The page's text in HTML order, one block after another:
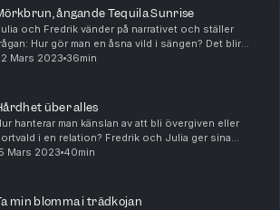
ångande Tequila Sunrise
och Fredrik vänder på narrativet och ställer
Hur gör man en åsna vild i sängen? Det blir
diskussioner om sexigt kissande, dyra
Mars 2023 36min
über alles
hanterar man känslan av att bli övergiven eller
i en relation? Fredrik och Julia ger sina
Fredrik ger även Julia en lagom ohjälpsam
Mars 2023 40min
min blomma i trädkojan